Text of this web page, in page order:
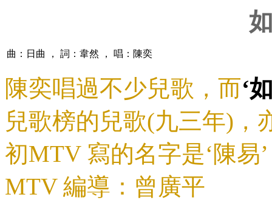
曲：日曲 ， 詞：韋然 ， 唱：陳奕
陳奕唱過不少兒歌，而‘
兒歌榜的兒歌(九三年)，
初MTV 寫的名字是‘陳易
MTV 編導：曾廣平